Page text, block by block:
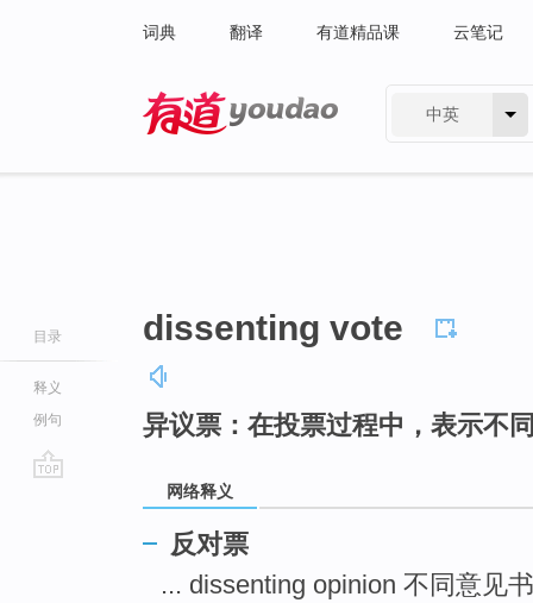
词典 翻译 有道精品课 云笔记
中英
目录
释义
例句
dissenting vote
异议票：在投票过程中，表示不
网络释义
反对票
... dissenting opinion 不同意见